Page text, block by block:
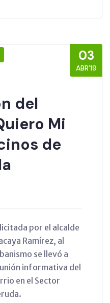
03
ABR’19
del
Mi
de
por el alcalde
Ramírez, al
se llevó a
informativa del
en el Sector